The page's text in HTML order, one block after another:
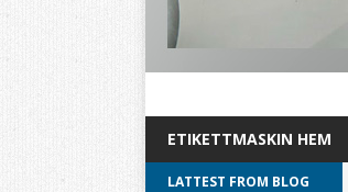
ETIKETTMASKIN HEM
LATTEST FROM BLOG